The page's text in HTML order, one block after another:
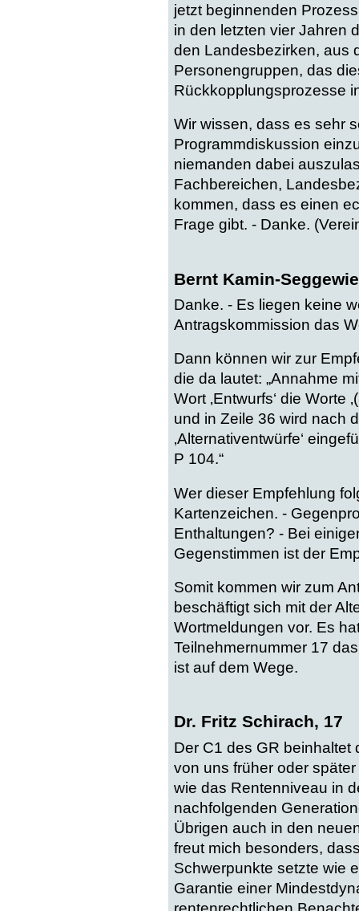
jetzt beginnenden
in den letzten vier Jahren
den Landesbezirken, aus
Personengruppen, das
Rückkopplungsprozesse
Wir wissen, dass es sehr
Programmdiskussion
niemanden dabei
Fachbereichen,
kommen, dass es einen
Frage gibt. - Danke.
Bernt Kamin-
Danke. - Es liegen keine
Antragskommission das
Dann können wir zur
die da lautet: „Annahme
Wort ‚Entwurfs‘ die Worte
und in Zeile 36 wird nach
‚Alternativentwürfe‘
P 104.“
Wer dieser Empfehlung
Kartenzeichen. -
Enthaltungen? - Bei
Gegenstimmen ist der
Somit kommen wir zum
beschäftigt sich mit der
Wortmeldungen vor. Es
Teilnehmernummer 17
ist auf dem Wege.
Dr. Fritz Schirach, 17
Der C1 des GR beinhaltet
von uns früher oder
wie das Rentenniveau in
nachfolgenden
Übrigen auch in den
freut mich besonders,
Schwerpunkte setzte wie
Garantie einer